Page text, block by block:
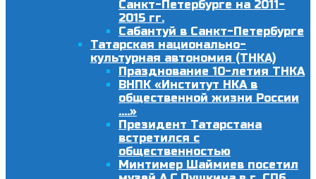
Санкт-Петербурге на 2011-
2015 гг.
Сабантуй в Санкт-Петербурге
Татарская национально-
культурная автономия (ТНКА)
Празднование 10-летия ТНКА
ВНПК «Институт НКА в
общественной жизни России
….»
Президент Татарстана
встретился с
общественностью
Минтимер Шаймиев посетил